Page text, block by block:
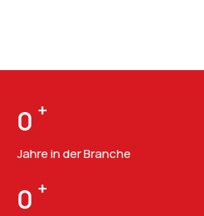
0 +
Jahre in der Branche
0 +